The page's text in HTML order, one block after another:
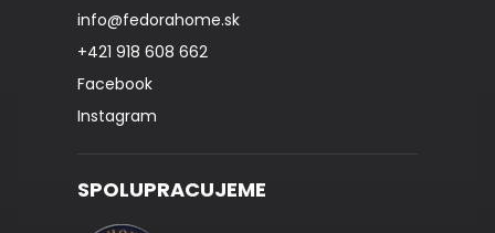
info@fedorahome.sk
+421 918 608 662
Facebook
Instagram
SPOLUPRACUJEME